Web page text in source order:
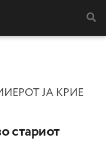
ЈА КРИЕ
стариот